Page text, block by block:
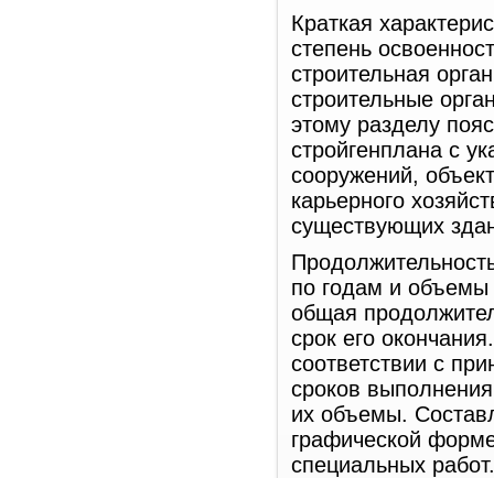
Краткая
степень
строительная
строительные
этому разделу
стройгенплана с
сооружений,
карьерного
существующих
по годам и объемы
общая
срок его
соответствии с
сроков
их объемы.
графической
специальных работ.